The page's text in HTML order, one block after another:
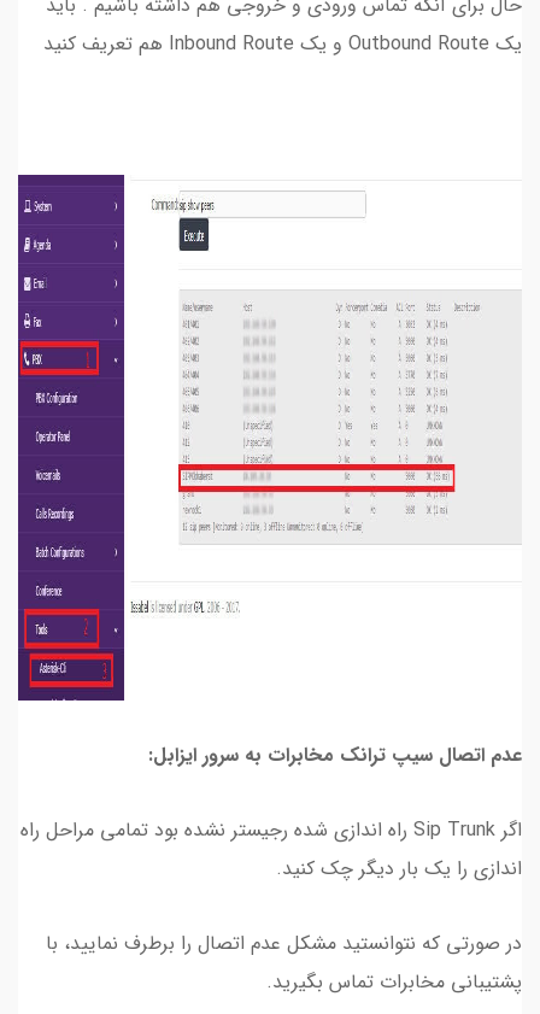
یک Outbound Route و یک Inbound Route هم تعریف کنید
عدم اتصال سیپ ترانک مخابرات به سرور ایزابل:
اگر Sip Trunk راه اندازی شده رجیستر نشده بود تمامی مراحل راه
اندازی را یک بار دیگر چک کنید.
در صورتی که نتوانستید مشکل عدم اتصال را برطرف نمایید، با
پشتیبانی مخابرات تماس بگیرید.